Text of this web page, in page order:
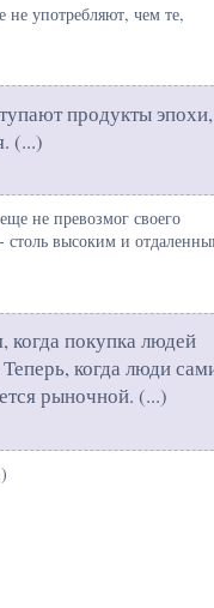
не употребляют, чем те,
продукты эпохи,
(...)
не превозмог своего
столь высоким и
когда покупка людей
когда люди
рыночной. (...)
)